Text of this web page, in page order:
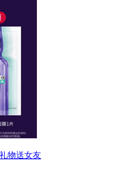
物送女友